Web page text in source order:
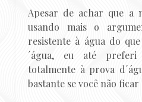
Apesar de achar que a
usando mais o
resistente à água do
´água, eu até
totalmente à prova
bastante se você não